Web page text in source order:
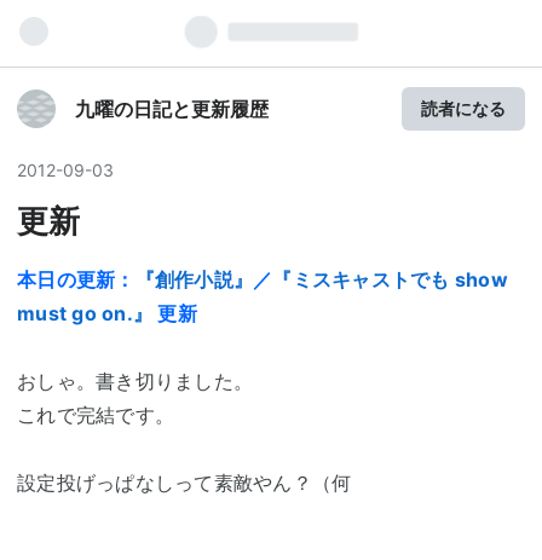
九曜の日記と更新履歴 読者になる
2012-09-03
更新
本日の更新： 『創作小説』 ／ 『ミスキャストでも show
must go on.』
更新
おしゃ。書き切りました。
これで完結です。
設定投げっぱなしって素敵やん？（何